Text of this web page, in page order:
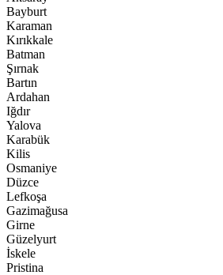
Bayburt
Karaman
Kırıkkale
Batman
Şırnak
Bartın
Ardahan
Iğdır
Yalova
Karabük
Kilis
Osmaniye
Düzce
Lefkoşa
Gazimağusa
Girne
Güzelyurt
İskele
Pristina